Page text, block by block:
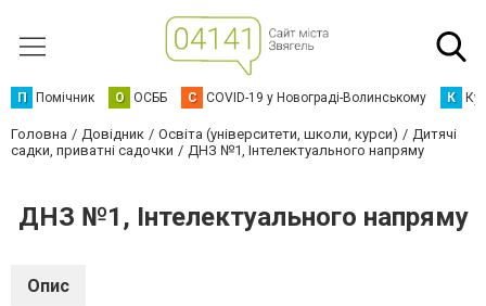
П Помічник О ОСББ C COVID-19 у Новограді-Волинському К
Головна Довідник Освіта (університети, школи, курси)
Дитячі
садки, приватні садочки
ДНЗ №1, Інтелектуального напряму
ДНЗ №1, Інтелектуального напряму
Опис